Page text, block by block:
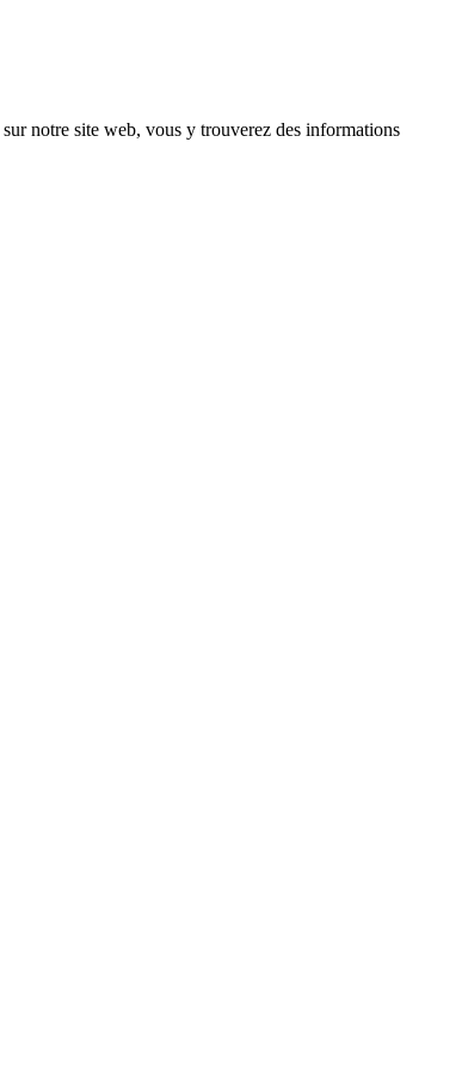
sur notre site web, vous y trouverez des informations